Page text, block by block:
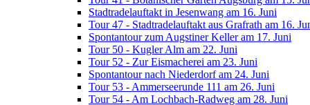
Stadtradelauftakt in Jesenwang am 16. Juni
Tour 47 - Stadtradelauftakt aus Grafrath am 16.
Spontantour zum Augstiner Keller am 17. Juni
Tour 50 - Kugler Alm am 22. Juni
Tour 52 - Zur Eismacherei am 23. Juni
Spontantour nach Niederdorf am 24. Juni
Tour 53 - Ammerseerunde 111 am 26. Juni
Tour 54 - Am Lochbach-Radweg am 28. Juni